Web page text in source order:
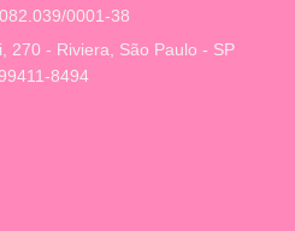
0001-38
270 - Riviera, São Paulo - SP
8494